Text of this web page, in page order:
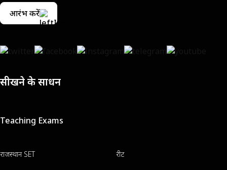
आरंभ करें
सीखने के साधन
Teaching Exams
राजस्थान SET रीट